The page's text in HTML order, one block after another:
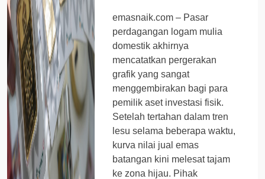
emasnaik.com – Pasar
perdagangan logam mulia
domestik akhirnya
mencatatkan pergerakan
grafik yang sangat
menggembirakan bagi para
pemilik aset investasi fisik.
Setelah tertahan dalam tren
lesu selama beberapa waktu,
kurva nilai jual emas
batangan kini melesat tajam
ke zona hijau. Pihak